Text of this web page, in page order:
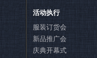
活动执行
服装订货会
新品推广会
庆典开幕式